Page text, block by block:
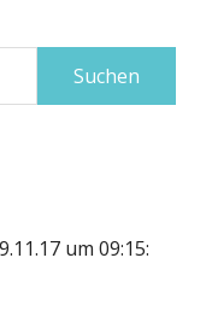
um 09:15: